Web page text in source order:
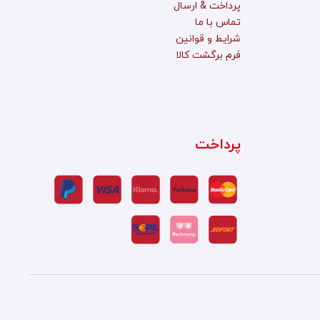
پرداخت & ارسال
تماس با ما
شرایط و قوانین
فرم برگشت کالا
پرداخت